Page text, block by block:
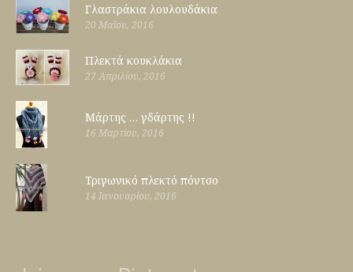
Γλαστράκια λουλουδάκια
20 Μαΐου, 2016
Πλεκτά κουκλάκια
27 Απριλίου, 2016
Μάρτης … γδάρτης !!
16 Μαρτίου, 2016
Τριγωνικό πλεκτό πόντσο
14 Ιανουαρίου, 2016